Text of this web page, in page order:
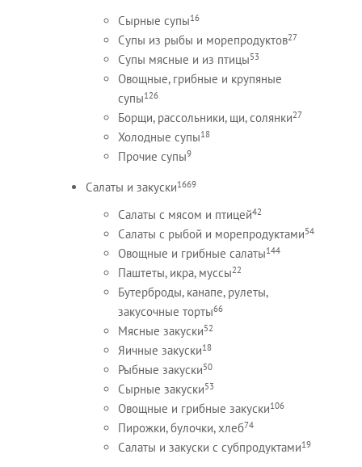
Сырные супы16
Супы из рыбы и морепродуктов27
Супы мясные и из птицы53
Овощные, грибные и крупяные
супы126
Борщи, рассольники, щи, солянки27
Холодные супы18
Прочие супы9
Салаты и закуски1669
Салаты с мясом и птицей42
Салаты с рыбой и морепродуктами54
Овощные и грибные салаты144
Паштеты, икра, муссы22
Бутерброды, канапе, рулеты,
закусочные торты66
Мясные закуски52
Яичные закуски18
Рыбные закуски50
Сырные закуски53
Овощные и грибные закуски106
Пирожки, булочки, хлеб74
Салаты и закуски с субпродуктами19